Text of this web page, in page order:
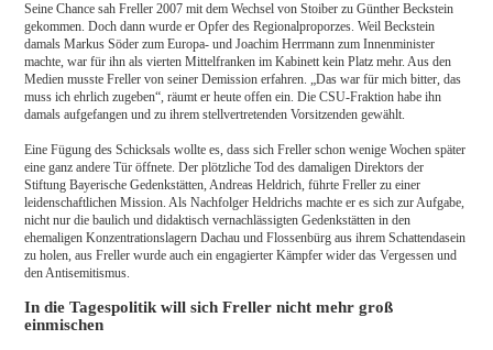
Seine Chance sah Freller 2007 mit dem Wechsel von Stoiber zu Günther Beckstein
gekommen. Doch dann wurde er Opfer des Regionalproporzes. Weil Beckstein
damals Markus Söder zum Europa- und Joachim Herrmann zum Innenminister
machte, war für ihn als vierten Mittelfranken im Kabinett kein Platz mehr. Aus den
Medien musste Freller von seiner Demission erfahren. „Das war für mich bitter, das
muss ich ehrlich zugeben“, räumt er heute offen ein. Die CSU-Fraktion habe ihn
damals aufgefangen und zu ihrem stellvertretenden Vorsitzenden gewählt.
Eine Fügung des Schicksals wollte es, dass sich Freller schon wenige Wochen später
eine ganz andere Tür öffnete. Der plötzliche Tod des damaligen Direktors der
Stiftung Bayerische Gedenkstätten, Andreas Heldrich, führte Freller zu einer
leidenschaftlichen Mission. Als Nachfolger Heldrichs machte er es sich zur Aufgabe,
nicht nur die baulich und didaktisch vernachlässigten Gedenkstätten in den
ehemaligen Konzentrationslagern Dachau und Flossenbürg aus ihrem Schattendasein
zu holen, aus Freller wurde auch ein engagierter Kämpfer wider das Vergessen und
den Antisemitismus.
In die Tagespolitik will sich Freller nicht mehr groß
einmischen